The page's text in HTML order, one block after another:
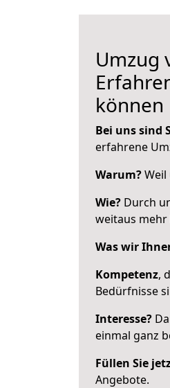
Umzug
können
Bei uns sind
erfahrene
Warum?
Wie? Durch
weitaus mehr
Was wir
Kompetenz,
Bedürfnisse
Interesse?
einmal ganz
Füllen Sie
Angebote.